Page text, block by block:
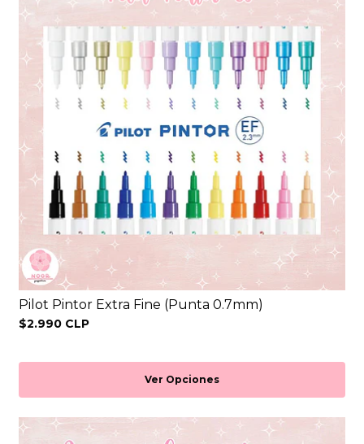
Pilot Pintor Extra Fine (Punta 0.7mm)
$2.990 CLP
Ver Opciones